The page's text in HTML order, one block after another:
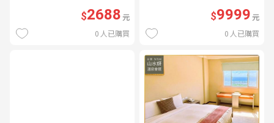
$2688元
0 人已購買
優惠券（無補色） (MO)
$9999元
0 人已購買